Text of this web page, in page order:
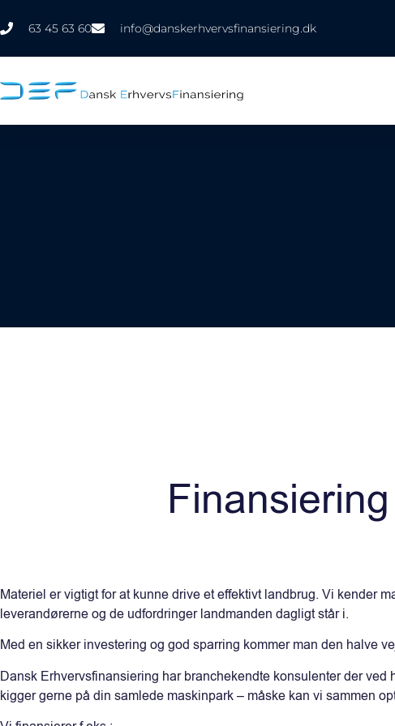
63 45 63 60 info@danskerhvervsfinansiering.dk
Materiel er vigtigt for at kunne drive et effektivt landbrug. Vi kender
leverandørerne og de udfordringer landmanden dagligt står i.
Med en sikker investering og god sparring kommer man den halve
Dansk Erhvervsfinansiering har branchekendte konsulenter der ved
kigger gerne på din samlede maskinpark – måske kan vi sammen